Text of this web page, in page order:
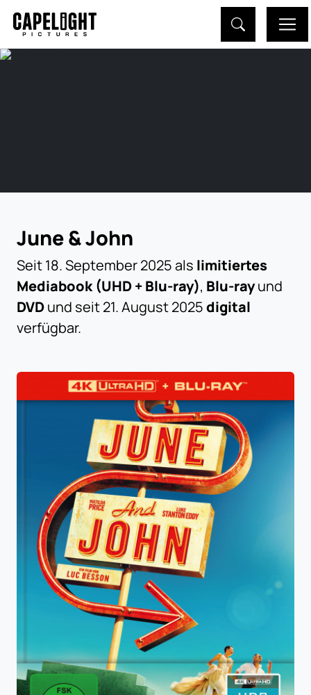
June & John
Seit 18. September 2025 als limitiertes
Mediabook (UHD + Blu-ray), Blu-rayund
DVDund seit 21. August 2025digital
verfügbar.